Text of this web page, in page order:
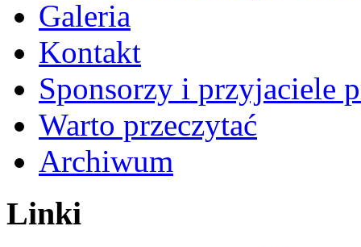
Galeria
Kontakt
Sponsorzy i przyjaciele
Warto przeczytać
Archiwum
Linki